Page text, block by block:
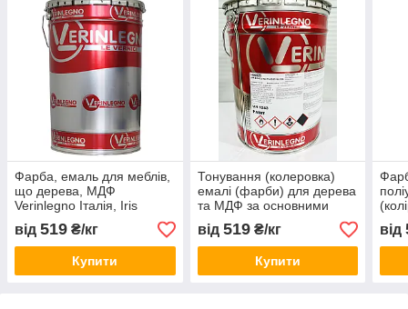
Фарба, емаль для меблів,
що дерева, МДФ
Verinlegno Італія, Iris
Іспанія, кольори по RAL,
NCS, WCP, 2 комп, RAL
від 519 ₴/кг
Купити
Тонування (колеровка)
емалі (фарби) для дерева
та МДФ за основними
каталогами RAL, NCS,
WCP)
від 519₴/кг
Купити
від